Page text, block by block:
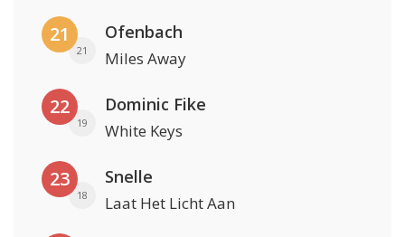
21
21
Ofenbach
Miles Away
22
19
Dominic Fike
White Keys
23
18
Snelle
Laat Het Licht Aan